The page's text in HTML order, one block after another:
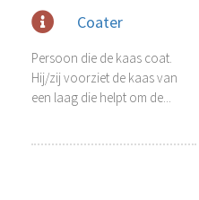
Coater
Persoon die de kaas coat.
Hij/zij voorziet de kaas van
een laag die helpt om de...